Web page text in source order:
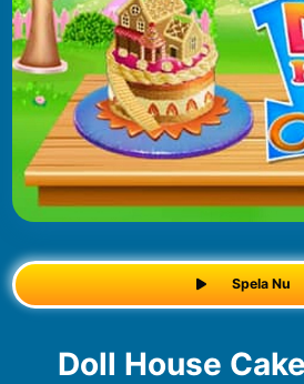
Spela Nu
Doll House